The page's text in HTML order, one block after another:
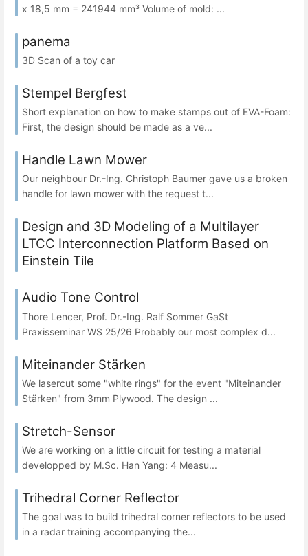
x 18,5 mm = 241944 mm³ Volume of mold: ...
panema
3D Scan of a toy car
Stempel Bergfest
Short explanation on how to make stamps out of EVA-Foam:
First, the design should be made as a ve...
Handle Lawn Mower
Our neighbour Dr.-Ing. Christoph Baumer gave us a broken
handle for lawn mower with the request t...
Design and 3D Modeling of a Multilayer
LTCC Interconnection Platform Based on
Einstein Tile
Audio Tone Control
Thore Lencer, Prof. Dr.-Ing. Ralf Sommer GaSt
Praxisseminar WS 25/26 Probably our most complex d...
Miteinander Stärken
We lasercut some "white rings" for the event "Miteinander
Stärken" from 3mm Plywood. The design ...
Stretch-Sensor
We are working on a little circuit for testing a material
developped by M.Sc. Han Yang: 4 Measu...
Trihedral Corner Reflector
The goal was to build trihedral corner reflectors to be used
in a radar training accompanying the...